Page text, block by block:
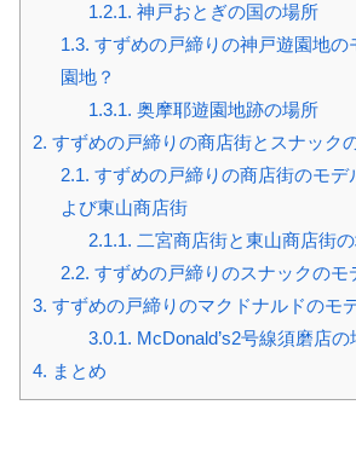
1.2.1. 神戸おとぎの国の場所
1.3. すずめの戸締りの神戸遊園地の
園地？
1.3.1. 奥摩耶遊園地跡の場所
2. すずめの戸締りの商店街とスナック
2.1. すずめの戸締りの商店街のモデ
よび東山商店街
2.1.1. 二宮商店街と東山商店街
2.2. すずめの戸締りのスナックのモ
3. すずめの戸締りのマクドナルドのモ
3.0.1. McDonald’s2号線須磨店の
4. まとめ